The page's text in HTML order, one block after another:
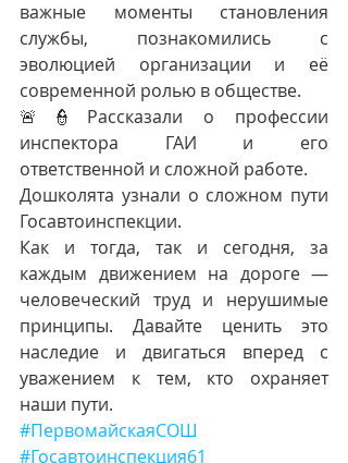
важные моменты становления
службы, познакомились с
эволюцией организации и её
современной ролью в обществе.
🚨👮Рассказали о профессии
инспектора ГАИ и его
ответственной и сложной работе.
Дошколята узнали о сложном пути
Госавтоинспекции.
Как и тогда, так и сегодня, за
каждым движением на дороге —
человеческий труд и нерушимые
принципы. Давайте ценить это
наследие и двигаться вперед с
уважением к тем, кто охраняет
наши пути.
#ПервомайскаяСОШ
#Госавтоинспекция61